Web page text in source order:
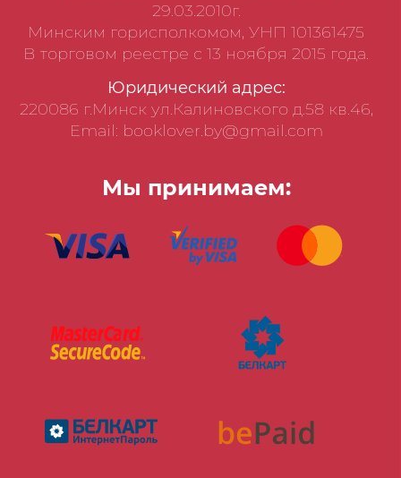
29.03.2010г.
Минским горисполкомом, УНП 101361475
В торговом реестре с 13 ноября 2015 года.
Юридический адрес:
220086 г.Минск ул.Калиновского д.58 кв.46,
Email: booklover.by@gmail.com
Мы принимаем: